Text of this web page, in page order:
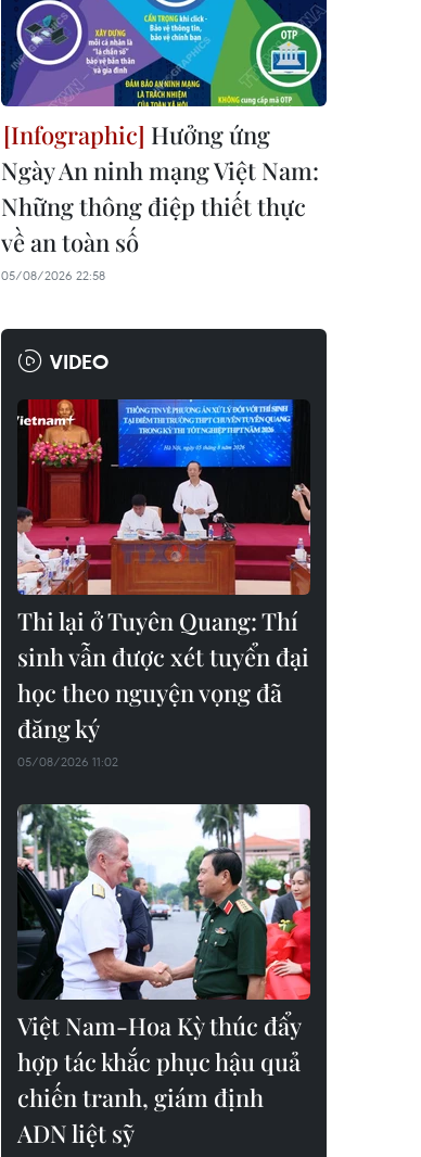
Hưởng ứng
Ngày An ninh mạng Việt Nam:
Những thông điệp thiết thực
về an toàn số
05/08/2026 22:58
VIDEO
Thi lại ở Tuyên Quang: Thí
sinh vẫn được xét tuyển đại
học theo nguyện vọng đã
đăng ký
05/08/2026 11:02
Việt Nam-Hoa Kỳ thúc đẩy
hợp tác khắc phục hậu quả
chiến tranh, giám định
ADN liệt sỹ